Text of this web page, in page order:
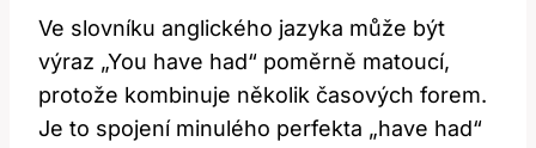
Ve slovníku anglického jazyka může být
výraz „You have had“ poměrně matoucí,
protože kombinuje několik časových forem.
Je to spojení minulého perfekta „have had“